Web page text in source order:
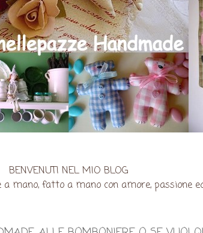
BENVENUTI NEL MIO BLOG
mano, fatto a mano con amore, passione